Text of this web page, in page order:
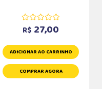
R$ 27,00
ADICIONAR AO CARRINHO
COMPRAR AGORA